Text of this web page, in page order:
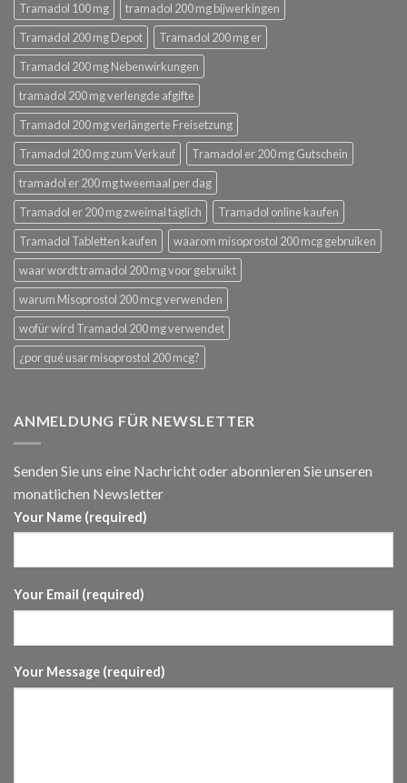
Tramadol 100 mg
tramadol 200 mg bijwerkingen
Tramadol 200 mg Depot
Tramadol 200 mg er
Tramadol 200 mg Nebenwirkungen
tramadol 200 mg verlengde afgifte
Tramadol 200 mg verlängerte Freisetzung
Tramadol 200 mg zum Verkauf
Tramadol er 200 mg Gutschein
tramadol er 200 mg tweemaal per dag
Tramadol er 200 mg zweimal täglich
Tramadol online kaufen
Tramadol Tabletten kaufen
waarom misoprostol 200 mcg gebruiken
waar wordt tramadol 200 mg voor gebruikt
warum Misoprostol 200 mcg verwenden
wofür wird Tramadol 200 mg verwendet
¿por qué usar misoprostol 200 mcg?
ANMELDUNG FÜR NEWSLETTER
Senden Sie uns eine Nachricht oder abonnieren Sie unseren
monatlichen Newsletter
Your Name (required)
Your Email (required)
Your Message (required)